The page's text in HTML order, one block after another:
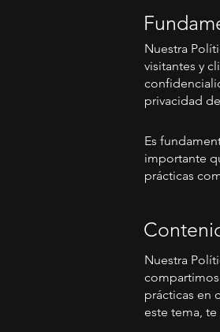
Nuestra
visitantes y
privacidad
Es
importante
prácticas
Nuestra
prácticas en
este tema,